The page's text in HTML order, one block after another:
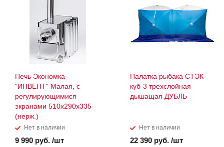
Печь Экономка
"ИНВЕНТ" Малая, с
регулирующимися
экранами 510х290х335
(нерж.)
Нет в наличии
9 990 руб. /шт
Палатка рыбака СТЭК
куб-3 трехслойная
дышащая ДУБЛЬ
Нет в наличии
22 390 руб. /шт